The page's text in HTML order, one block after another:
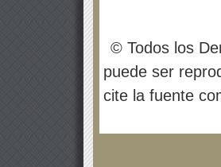
© Todos los
puede ser
cite la fuente